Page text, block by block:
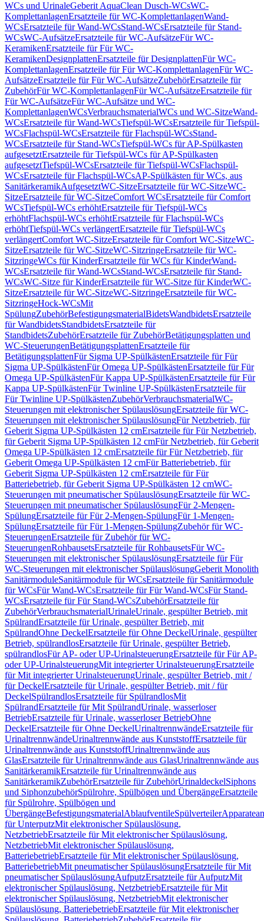
WCs und UrinaleGeberit AquaClean Dusch-WCsWC-
KomplettanlagenErsatzteile für WC-KomplettanlagenWand-
WCsErsatzteile für Wand-WCsStand-WCsErsatzteile für Stand-
WCsWC-AufsätzeErsatzteile für WC-AufsätzeFür WC-
KeramikenErsatzteile für Für WC-
KeramikenDesignplattenErsatzteile für DesignplattenFür WC-
KomplettanlagenErsatzteile für Für WC-KomplettanlagenFür WC-
AufsätzeErsatzteile für Für WC-AufsätzeZubehörErsatzteile für
ZubehörFür WC-KomplettanlagenFür WC-AufsätzeErsatzteile für
Für WC-AufsätzeFür WC-Aufsätze und WC-
KomplettanlagenWCsVerbrauchsmaterialWCs und WC-SitzeWand-
WCsErsatzteile für Wand-WCsTiefspül-WCsErsatzteile für Tiefspül-
WCsFlachspül-WCsErsatzteile für Flachspül-WCsStand-
WCsErsatzteile für Stand-WCsTiefspül-WCs für AP-Spülkasten
aufgesetztErsatzteile für Tiefspül-WCs für AP-Spülkasten
aufgesetztTiefspül-WCsErsatzteile für Tiefspül-WCsFlachspül-
WCsErsatzteile für Flachspül-WCsAP-Spülkästen für WCs, aus
SanitärkeramikAufgesetztWC-SitzeErsatzteile für WC-SitzeWC-
SitzeErsatzteile für WC-SitzeComfort WCsErsatzteile für Comfort
WCsTiefspül-WCs erhöhtErsatzteile für Tiefspül-WCs
erhöhtFlachspül-WCs erhöhtErsatzteile für Flachspül-WCs
erhöhtTiefspül-WCs verlängertErsatzteile für Tiefspül-WCs
verlängertComfort WC-SitzeErsatzteile für Comfort WC-SitzeWC-
SitzeErsatzteile für WC-SitzeWC-SitzringeErsatzteile für WC-
SitzringeWCs für KinderErsatzteile für WCs für KinderWand-
WCsErsatzteile für Wand-WCsStand-WCsErsatzteile für Stand-
WCsWC-Sitze für KinderErsatzteile für WC-Sitze für KinderWC-
SitzeErsatzteile für WC-SitzeWC-SitzringeErsatzteile für WC-
SitzringeHock-WCsMit
SpülungZubehörBefestigungsmaterialBidetsWandbidetsErsatzteile
für WandbidetsStandbidetsErsatzteile für
StandbidetsZubehörErsatzteile für ZubehörBetätigungsplatten und
WC-SteuerungenBetätigungsplattenErsatzteile für
BetätigungsplattenFür Sigma UP-SpülkästenErsatzteile für Für
Sigma UP-SpülkästenFür Omega UP-SpülkästenErsatzteile für Für
Omega UP-SpülkästenFür Kappa UP-SpülkästenErsatzteile für Für
Kappa UP-SpülkästenFür Twinline UP-SpülkästenErsatzteile für
Für Twinline UP-SpülkästenZubehörVerbrauchsmaterialWC-
Steuerungen mit elektronischer SpülauslösungErsatzteile für WC-
Steuerungen mit elektronischer SpülauslösungFür Netzbetrieb, für
Geberit Sigma UP-Spülkästen 12 cmErsatzteile für Für Netzbetrieb,
für Geberit Sigma UP-Spülkästen 12 cmFür Netzbetrieb, für Geberit
Omega UP-Spülkästen 12 cmErsatzteile für Für Netzbetrieb, für
Geberit Omega UP-Spülkästen 12 cmFür Batteriebetrieb, für
Geberit Sigma UP-Spülkästen 12 cmErsatzteile für Für
Batteriebetrieb, für Geberit Sigma UP-Spülkästen 12 cmWC-
Steuerungen mit pneumatischer SpülauslösungErsatzteile für WC-
Steuerungen mit pneumatischer SpülauslösungFür 2-Mengen-
SpülungErsatzteile für Für 2-Mengen-SpülungFür 1-Mengen-
SpülungErsatzteile für Für 1-Mengen-SpülungZubehör für WC-
SteuerungenErsatzteile für Zubehör für WC-
SteuerungenRohbausetsErsatzteile für RohbausetsFür WC-
Steuerungen mit elektronischer SpülauslösungErsatzteile für Für
WC-Steuerungen mit elektronischer SpülauslösungGeberit Monolith
SanitärmoduleSanitärmodule für WCsErsatzteile für Sanitärmodule
für WCsFür Wand-WCsErsatzteile für Für Wand-WCsFür Stand-
WCsErsatzteile für Für Stand-WCsZubehörErsatzteile für
ZubehörVerbrauchsmaterialUrinaleUrinale, gespülter Betrieb, mit
SpülrandErsatzteile für Urinale, gespülter Betrieb, mit
SpülrandOhne DeckelErsatzteile für Ohne DeckelUrinale, gespülter
Betrieb, spülrandlosErsatzteile für Urinale, gespülter Betrieb,
spülrandlosFür AP- oder UP-UrinalsteuerungErsatzteile für Für AP-
oder UP-UrinalsteuerungMit integrierter UrinalsteuerungErsatzteile
für Mit integrierter UrinalsteuerungUrinale, gespülter Betrieb, mit /
für DeckelErsatzteile für Urinale, gespülter Betrieb, mit / für
DeckelSpülrandlosErsatzteile für SpülrandlosMit
SpülrandErsatzteile für Mit SpülrandUrinale, wasserloser
BetriebErsatzteile für Urinale, wasserloser BetriebOhne
DeckelErsatzteile für Ohne DeckelUrinaltrennwändeErsatzteile für
UrinaltrennwändeUrinaltrennwände aus KunststoffErsatzteile für
Urinaltrennwände aus KunststoffUrinaltrennwände aus
GlasErsatzteile für Urinaltrennwände aus GlasUrinaltrennwände aus
SanitärkeramikErsatzteile für Urinaltrennwände aus
SanitärkeramikZubehörErsatzteile für ZubehörUrinaldeckelSiphons
und SiphonzubehörSpülrohre, Spülbögen und ÜbergängeErsatzteile
für Spülrohre, Spülbögen und
ÜbergängeBefestigungsmaterialAblaufventileSpülverteiler
für UnterputzMit elektronischer Spülauslösung,
NetzbetriebErsatzteile für Mit elektronischer Spülauslösung,
NetzbetriebMit elektronischer Spülauslösung,
BatteriebetriebErsatzteile für Mit elektronischer Spülauslösung,
BatteriebetriebMit pneumatischer SpülauslösungErsatzteile für Mit
pneumatischer SpülauslösungAufputzErsatzteile für AufputzMit
elektronischer Spülauslösung, NetzbetriebErsatzteile für Mit
elektronischer Spülauslösung, NetzbetriebMit elektronischer
Spülauslösung, BatteriebetriebErsatzteile für Mit elektronischer